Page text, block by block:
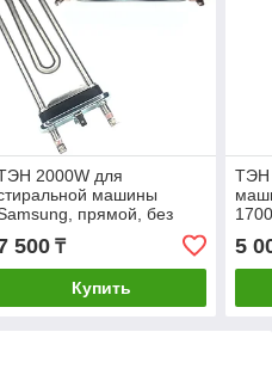
2000W для
машины
прямой, без
ДРТ, L208мм, DC47-
00006Q DC47-00006V
500₸
Купить
ТЭН
5